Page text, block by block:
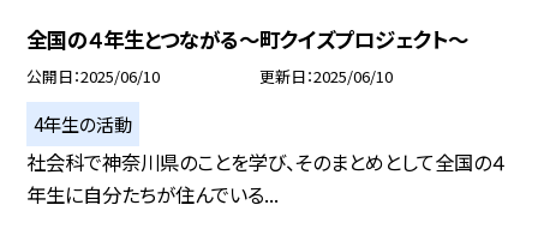
全国の４年生とつながる〜町クイズプロジェクト〜
公開日 2025/06/10 更新日 2025/06/10
4年生の活動
社会科で神奈川県のことを学び、そのまとめとして全国の４
年生に自分たちが住んでいる...